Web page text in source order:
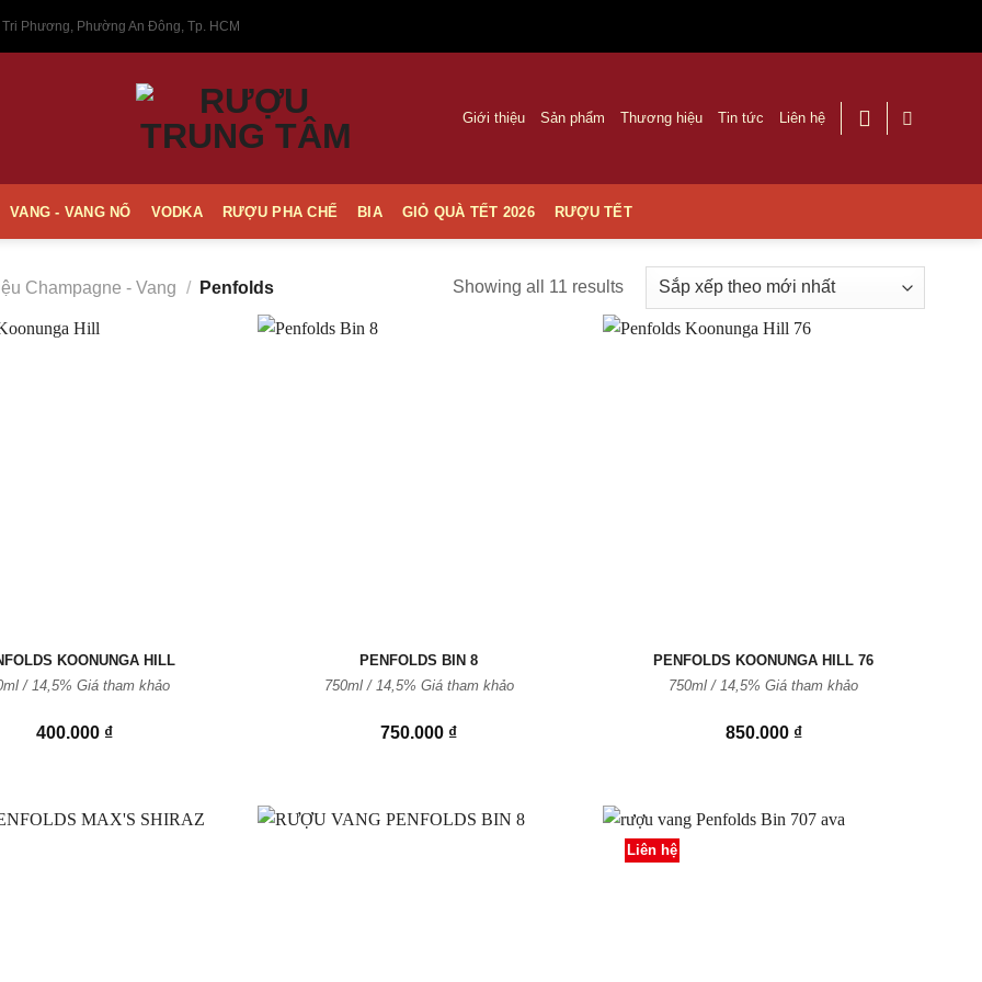
Phương, Phường An Đông, Tp. HCM
Giới thiệu Sản phẩm Thương hiệu Tin tức Liên hệ
VANG - VANG NỔ VODKA RƯỢU PHA CHẾ BIA GIỎ QUÀ TẾT 2026 RƯỢU TẾT
Champagne - Vang / Penfolds Showing all 11 results
KOONUNGA HILL
400.000 ₫
/ 14,5% Giá tham khảo
PENFOLDS BIN 8
750.000 ₫
750ml / 14,5% Giá tham khảo
PENFOLDS KOONUNGA HILL 76
850.000 ₫
750ml / 14,5% Giá tham khảo
Liên hệ